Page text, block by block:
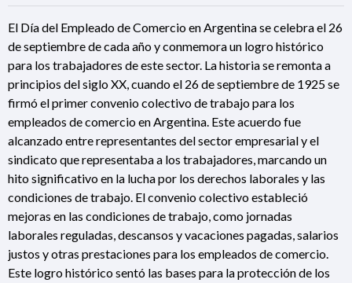
El Día del Empleado de Comercio en Argentina se celebra el 26
de septiembre de cada año y conmemora un logro histórico
para los trabajadores de este sector. La historia se remonta a
principios del siglo XX, cuando el 26 de septiembre de 1925 se
firmó el primer convenio colectivo de trabajo para los
empleados de comercio en Argentina. Este acuerdo fue
alcanzado entre representantes del sector empresarial y el
sindicato que representaba a los trabajadores, marcando un
hito significativo en la lucha por los derechos laborales y las
condiciones de trabajo. El convenio colectivo estableció
mejoras en las condiciones de trabajo, como jornadas
laborales reguladas, descansos y vacaciones pagadas, salarios
justos y otras prestaciones para los empleados de comercio.
Este logro histórico sentó las bases para la protección de los